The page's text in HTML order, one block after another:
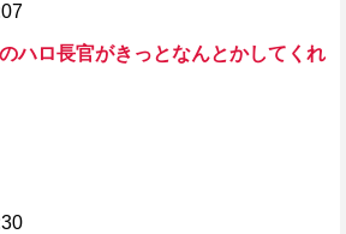
ハロ長官がきっとなんとかしてくれ